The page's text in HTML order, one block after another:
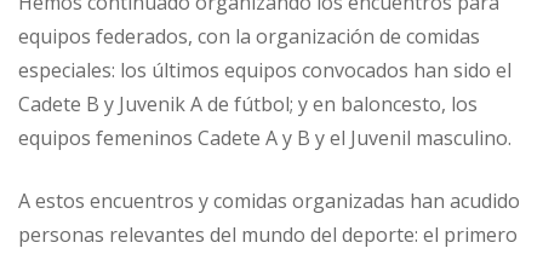
equipos federados, con la organización de comidas
especiales: los últimos equipos convocados han sido el
Cadete B y Juvenik A de fútbol; y en baloncesto, los
equipos femeninos Cadete A y B y el Juvenil masculino.
A estos encuentros y comidas organizadas han acudido
personas relevantes del mundo del deporte: el primero